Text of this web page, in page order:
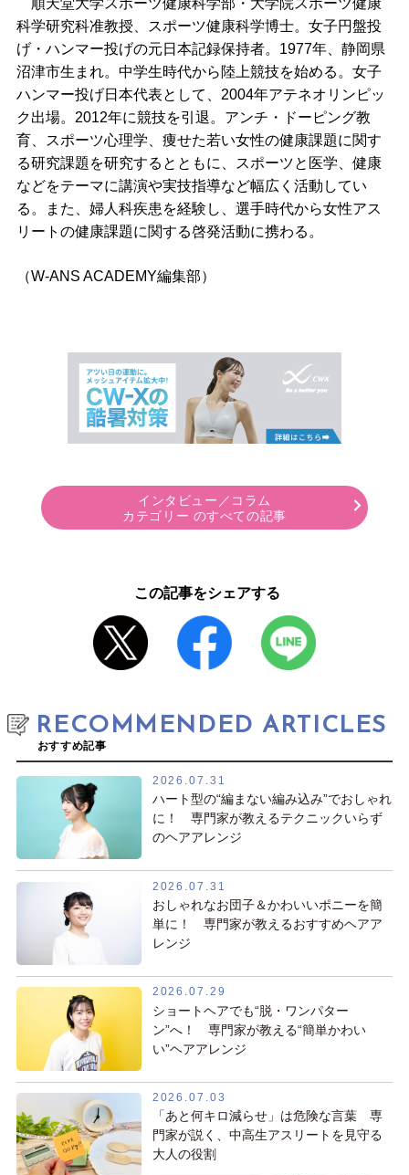
科学研究科准教授、スポーツ健康科学博士。女子円盤投
げ・ハンマー投げの元日本記録保持者。1977年、静岡県
沼津市生まれ。中学生時代から陸上競技を始める。女子
ハンマー投げ日本代表として、2004年アテネオリンピッ
ク出場。2012年に競技を引退。アンチ・ドーピング教
育、スポーツ心理学、痩せた若い女性の健康課題に関す
る研究課題を研究するとともに、スポーツと医学、健康
などをテーマに講演や実技指導など幅広く活動してい
る。また、婦人科疾患を経験し、選手時代から女性アス
リートの健康課題に関する啓発活動に携わる。
（W-ANS ACADEMY編集部）
インタビュー／コラム
カテゴリー のすべての記事
この記事をシェアする
RECOMMENDED ARTICLES
おすすめ記事
2026.07.31
ハート型の“編まない編み込み”でおしゃれ
に！ 専門家が教えるテクニックいらず
のヘアアレンジ
2026.07.31
おしゃれなお団子＆かわいいポニーを簡
単に！ 専門家が教えるおすすめヘアア
レンジ
2026.07.29
ショートヘアでも“脱・ワンパター
ン”へ！ 専門家が教える“簡単かわい
い”ヘアアレンジ
2026.07.03
「あと何キロ減らせ」は危険な言葉 専
門家が説く、中高生アスリートを見守る
大人の役割